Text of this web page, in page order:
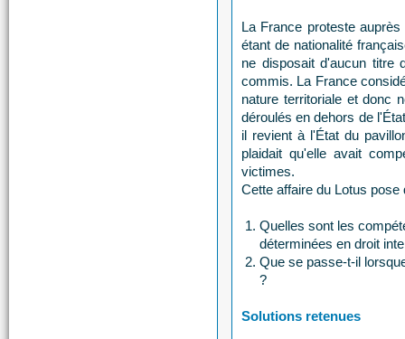
La France proteste
étant de nationalité
ne disposait d'aucun titre
commis. La France
nature territoriale et donc
déroulés en dehors de
il revient à l'État du
plaidait qu'elle avait
victimes.
Cette affaire du Lotus
Quelles sont les
déterminées en droit
Que se passe-t-il
?
Solutions retenues